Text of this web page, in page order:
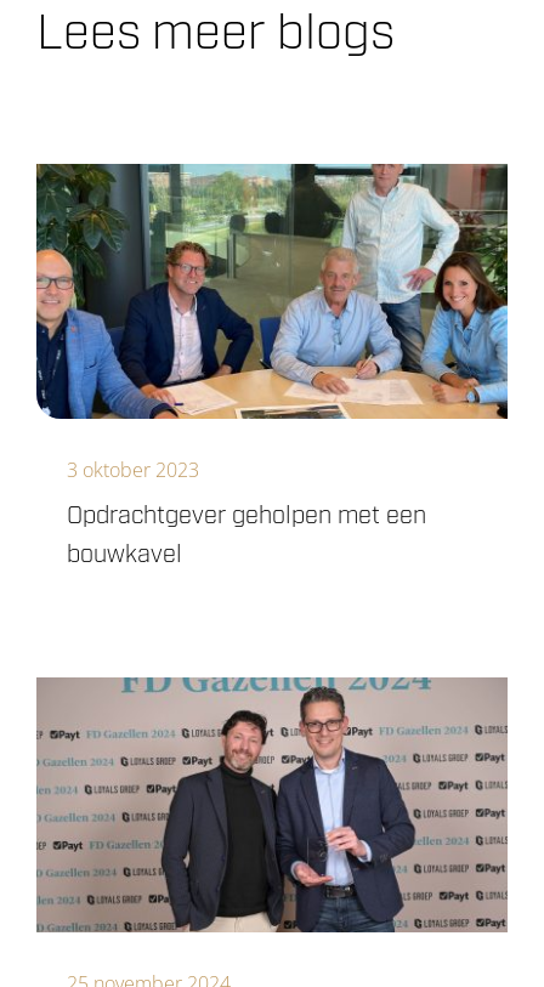
Lees meer blogs
Opdrachtgever geholpen met een
bouwkavel
3 oktober 2023